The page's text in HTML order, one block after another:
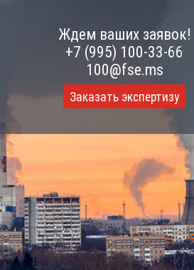
Ждем ваших заявок!
+7 (995) 100-33-66
100@fse.ms
Заказать экспертизу